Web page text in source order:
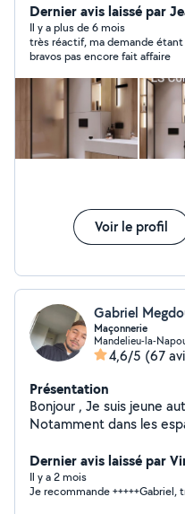
Plusieurs références de
professionnels. Photos
intéressants et une
bonne journée.
Dernier avis laissé par
Il y a plus de 6 mois
très réactif, ma demande
bravos pas encore fait affaire
Voir le profil
Gabriel
Maçonnerie
Mandelieu-la-
4,6/5 (67
Présentation
Bonjour , Je suis jeune auto entrepreneur Multi- service
Notamment dans les espaces
Et toute sorte de petit
travail , j'aime que le
intervention. Je dispose d'une équipe qui est composé
Dernier avis laissé par
Il y a 2 mois